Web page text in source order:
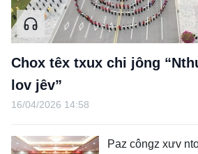
Chox têx txux chi jông
lov jêv”
16/04/2026 14:58
Paz côngz xưv